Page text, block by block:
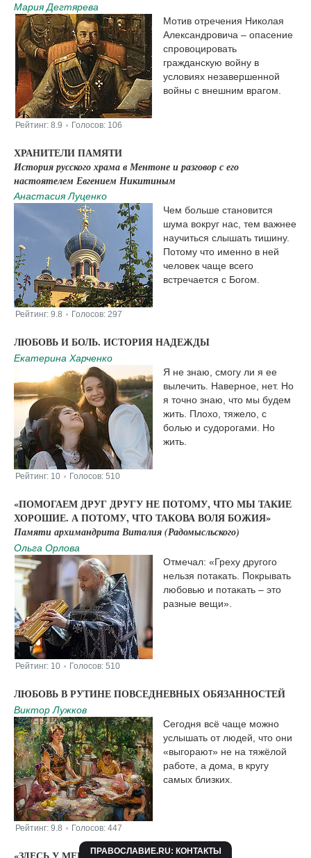
Мария Дегтярева
Рейтинг: 8.9 | Голосов: 106
Мотив отречения Николая
Александровича – опасение
спровоцировать
гражданскую войну в
условиях незавершенной
войны с внешним врагом.
ХРАНИТЕЛИ ПАМЯТИ
История русского храма в Ментоне и разговор с его
настоятелем Евгением Никитиным
Анастасия Луценко
Рейтинг: 9.8 Голосов: 297
Чем больше становится
шума вокруг нас, тем важнее
научиться слышать тишину.
Потому что именно в ней
человек чаще всего
встречается с Богом.
ЛЮБОВЬ И БОЛЬ. ИСТОРИЯ НАДЕЖДЫ
Екатерина Харченко
Рейтинг: 10 Голосов: 510
Я не знаю, смогу ли я ее
вылечить. Наверное, нет. Но
я точно знаю, что мы будем
жить. Плохо, тяжело, с
болью и судорогами. Но
жить.
«ПОМОГАЕМ ДРУГ ДРУГУ НЕ ПОТОМУ, ЧТО МЫ ТАКИЕ
ХОРОШИЕ. А ПОТОМУ, ЧТО ТАКОВА ВОЛЯ БОЖИЯ»
Памяти архимандрита Виталия (Радомысльского)
Ольга Орлова
Рейтинг: 10 Голосов: 510
Отмечал: «Греху другого
нельзя потакать. Покрывать
любовью и потакать – это
разные вещи».
ЛЮБОВЬ В РУТИНЕ ПОВСЕДНЕВНЫХ ОБЯЗАННОСТЕЙ
Виктор Лужков
Рейтинг: 9.8 Голосов: 447
Сегодня всё чаще можно
услышать от людей, что они
«выгорают» не на тяжёлой
работе, а дома, в кругу
самых близких.
ПРАВОСЛАВИЕ.RU: КОНТАКТЫ